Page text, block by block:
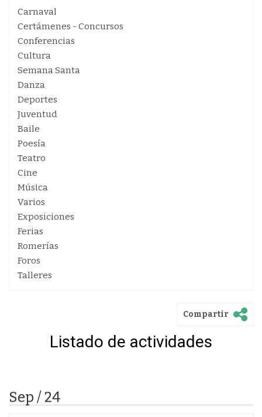
Carnaval
Certámenes - Concursos
Conferencias
Cultura
Semana Santa
Danza
Deportes
Juventud
Baile
Poesía
Teatro
Cine
Música
Varios
Exposiciones
Ferias
Romerías
Foros
Talleres
Compartir
Listado de actividades
Sep / 24